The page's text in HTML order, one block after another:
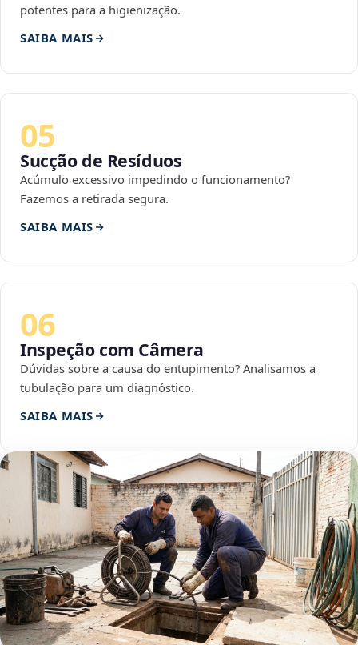
potentes para a higienização.
SAIBA MAIS
05
Sucção de Resíduos
Acúmulo excessivo impedindo o funcionamento?
Fazemos a retirada segura.
SAIBA MAIS
06
Inspeção com Câmera
Dúvidas sobre a causa do entupimento? Analisamos a
tubulação para um diagnóstico.
SAIBA MAIS